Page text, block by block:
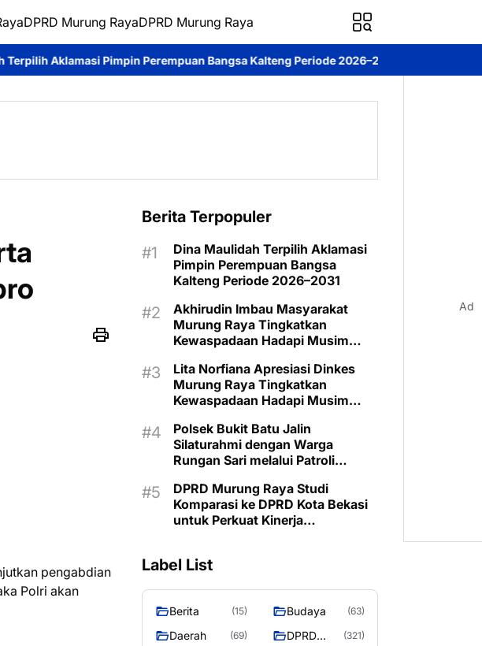
DPRD Murung RayaDPRD Murung Raya
Perempuan Bangsa Kalteng Periode 2026–2031 DPRD Murung Raya Studi
pengabdian
Polri akan
Berita Terpopuler
Dina Maulidah Terpilih Aklamasi
Pimpin Perempuan Bangsa
Kalteng Periode 2026–2031
Akhirudin Imbau Masyarakat
Murung Raya Tingkatkan
Kewaspadaan Hadapi Musim
Lita Norfiana Apresiasi Dinkes
Murung Raya Tingkatkan
Kewaspadaan Hadapi Musim
Polsek Bukit Batu Jalin
Silaturahmi dengan Warga
Rungan Sari melalui Patroli
DPRD Murung Raya Studi
Komparasi ke DPRD Kota Bekasi
untuk Perkuat Kinerja
Label List
Berita (15) Budaya (63)
Daerah (69)
DPRD
(321)
Ad